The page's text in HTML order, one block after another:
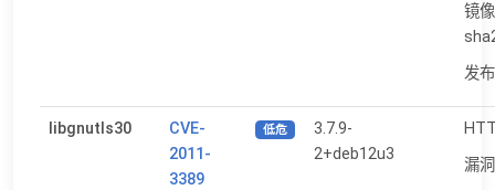
镜
发
libgnutls30
CVE-
2011-
3389
低危
3.7.9-
2+deb12u3
漏